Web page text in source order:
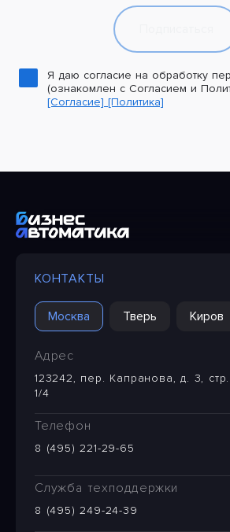
Я даю согласие на обработку
(ознакомлен с Согласием и
[Согласие] [Политика]
КОНТАКТЫ
Москва Тверь Киров
Адрес
123242, пер. Капранова, д. 3,
1/4
Телефон
8 (495) 221-29-65
Служба техподдержки
8 (495) 249-24-39